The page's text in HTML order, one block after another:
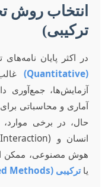
انتخاب روش
ترکیبی)
در اکثر پایان
(Quantitative)
آزمایش‌ها، جمع‌آوری
آماری و محاسباتی
حال، در برخی
هوش مصنوعی، ممکن
یاترکیبی (Mixed Methods)